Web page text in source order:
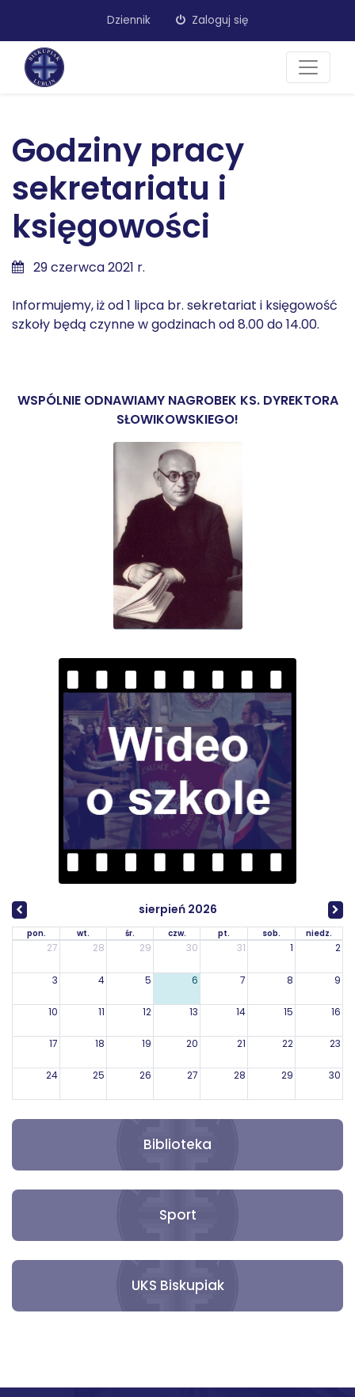
Dziennik Zaloguj się
Godziny pracy
sekretariatu i
księgowości
29 czerwca 2021 r.
Informujemy, iż od 1 lipca br. sekretariat i księgowość
szkoły będą czynne w godzinach od 8.00 do 14.00.
WSPÓLNIE ODNAWIAMY NAGROBEK KS. DYREKTORA
SŁOWIKOWSKIEGO!
sierpień 2026
pon. wt. śr. czw. pt. sob. niedz.
27 28 29 30 31 1 2
3 4 5 6 7 8 9
10 11 12 13 14 15 16
17 18 19 20 21 22 23
24 25 26 27 28 29 30
Biblioteka
Sport
UKS Biskupiak